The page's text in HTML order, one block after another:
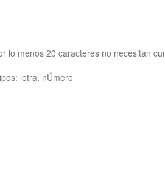
lo menos 20 caracteres no necesitan
letra, nÚmero